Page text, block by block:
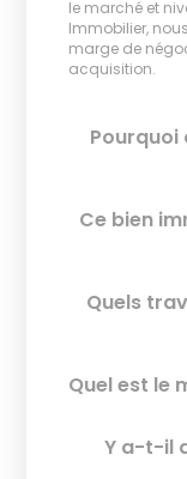
le marché et
Immobilier,
marge de
acquisition.
Pourquoi
Ce bien
Quels
Quel est le
Y a-t-il